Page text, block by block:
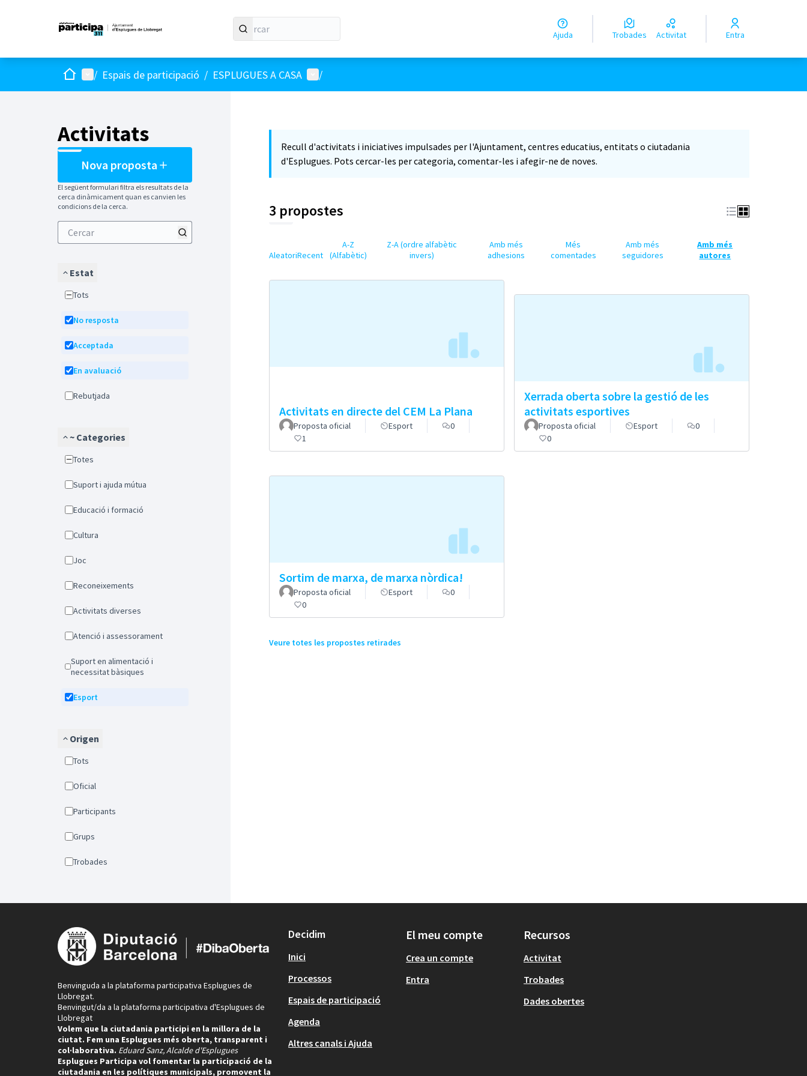
Ajuda Trobades Activitat Entra
Inici Menú principal
/ Espais de participació / ESPLUGUES A CASA Menú d'usuari
/
Activitats
Nova proposta
El següent formulari filtra els resultats de la
cerca dinàmicament quan es canvien les
condicions de la cerca.
Estat
Tots
No resposta
Acceptada
En avaluació
Rebutjada
~ Categories
Totes
Suport i ajuda mútua
Educació i formació
Cultura
Joc
Reconeixements
Activitats diverses
Atenció i assessorament
Suport en alimentació i
necessitat bàsiques
Esport
Origen
Tots
Oficial
Participants
Grups
Trobades
Recull d'activitats i iniciatives impulsades per l'Ajuntament, centres educatius, entitats o ciutadania
d'Esplugues. Pots cercar-les per categoria, comentar-les i afegir-ne de noves.
3 propostes
AleatoriRecent
A-Z
(Alfabètic)
Z-A (ordre alfabètic
invers)
Amb més
adhesions
Més
comentades
Amb més
seguidores
Amb més
autores
Activitats en directe del CEM La Plana
Proposta oficial Esport
0
1
Xerrada oberta sobre la gestió de les
activitats esportives
Proposta oficial Esport
0
0
Sortim de marxa, de marxa nòrdica!
Proposta oficial Esport
0
0
Veure totes les propostes retirades
Benvinguda a la plataforma participativa Esplugues de
Llobregat.
Benvingut/da a la plataforma participativa d'Esplugues de
Llobregat
Volem que la ciutadania participi en la millora de la
ciutat. Fem una Esplugues més oberta, transparent i
col·laborativa. Eduard Sanz, Alcalde d'Esplugues
Esplugues Participa vol fomentar la participació de la
ciutadania en les polítiques municipals, promovent la
Decidim
Inici
Processos
Espais de participació
Agenda
Altres canals i Ajuda
El meu compte
Crea un compte
Entra
Recursos
Activitat
Trobades
Dades obertes